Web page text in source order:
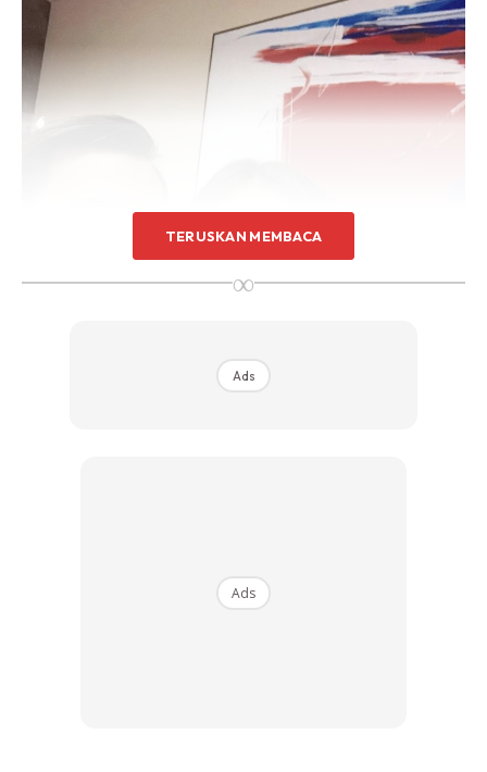
TERUSKAN MEMBACA
∞
Ads
Ads